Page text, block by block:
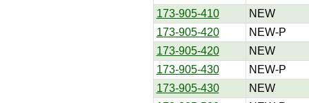
173-905-410
NEW
173-905-420
NEW-P
173-905-420
NEW
173-905-430
NEW-P
173-905-430
NEW